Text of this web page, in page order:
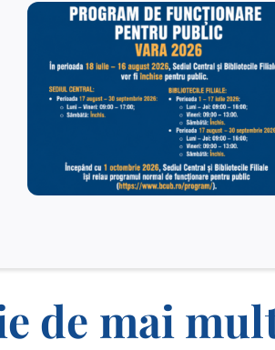
de atribuire a Acordului Cadru de
(Pază și Protecție)
de mai